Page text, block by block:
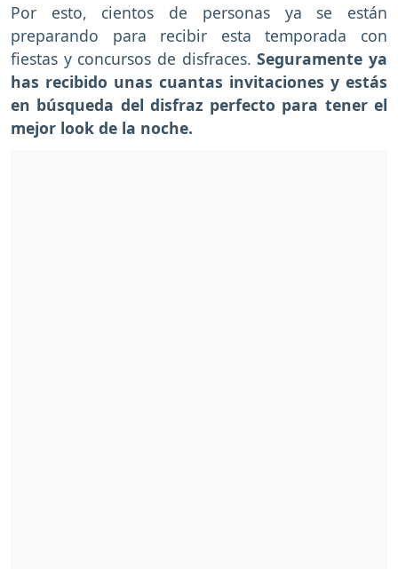
Por esto, cientos de personas ya se están
preparando para recibir esta temporada con
fiestas y concursos de disfraces.Seguramente ya
has recibido unas cuantas invitaciones y estás
en búsqueda del disfraz perfecto para tener el
mejor look de la noche.